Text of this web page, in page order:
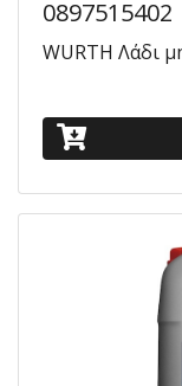
0897515402
WURTH Λάδι